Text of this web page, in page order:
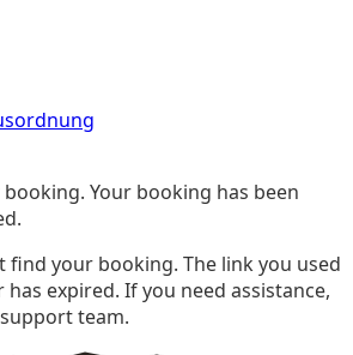
Your booking has been
find your booking. The link you used
expired. If you need assistance,
team.